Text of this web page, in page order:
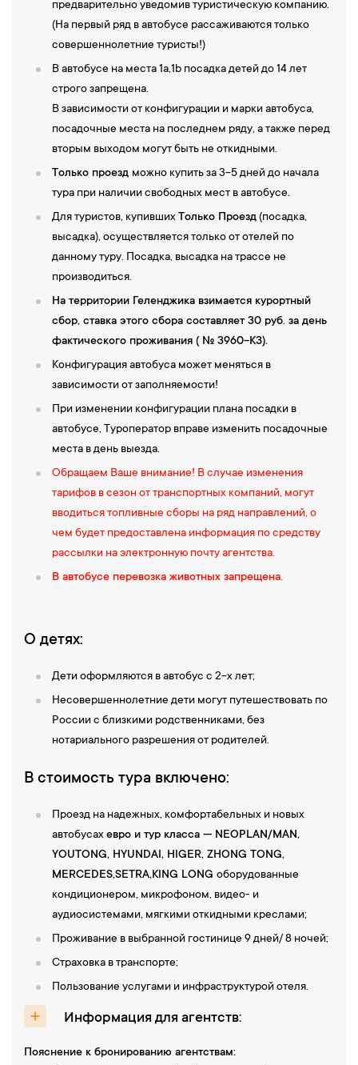
предварительно уведомив туристическую компанию.
(На первый ряд в автобусе рассаживаются только
совершеннолетние туристы!)
В автобусе на места 1а,1b посадка детей до 14 лет
строго запрещена.
В зависимости от конфигурации и марки автобуса,
посадочные места на последнем ряду, а также перед
вторым выходом могут быть не откидными.
Только проезд можно купить за 3-5 дней до начала
тура при наличии свободных мест в автобусе.
Для туристов, купившихТолько Проезд(посадка,
высадка), осуществляется только от отелей по
данному туру. Посадка, высадка на трассе не
производиться.
На территории Геленджика взимается курортный
сбор, ставка этого сбора составляет 30 руб. за день
фактического проживания ( № 3960-КЗ).
Конфигурация автобуса может меняться в
зависимости от заполняемости!
При изменении конфигурации плана посадки в
автобусе, Туроператор вправе изменить посадочные
места в день выезда.
Обращаем Ваше внимание! В случае изменения
тарифов в сезон от транспортных компаний, могут
вводиться топливные сборы на ряд направлений, о
чем будет предоставлена информация по средству
рассылки на электронную почту агентства.
В автобусе перевозка животных запрещена.
О детях:
Дети оформляются в автобус с 2-х лет;
Несовершеннолетние дети могут путешествовать по
России с близкими родственниками, без
нотариального разрешения от родителей.
В стоимость тура включено:
Проезд на надежных, комфортабельных и новых
автобусахевро и тур класса — NEOPLAN/MAN,
YOUTONG, HYUNDAI, НIGER, ZHONG TONG,
MERCEDES,SETRA,KING LONG оборудованные
кондиционером, микрофоном, видео- и
аудиосистемами, мягкими откидными креслами;
Проживание в выбранной гостинице 9 дней/ 8 ночей;
Страховка в транспорте;
Пользование услугами и инфраструктурой отеля.
Информация для агентств:
Пояснение к бронированию агентствам: